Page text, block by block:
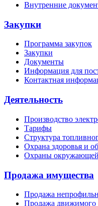
Внутренние
Закупки
Программа закупок
Закупки
Документы
Информация для
Контактная
Деятельность
Производство
Тарифы
Структура
Охрана здоровья и
Охраны окружающей
Продажа имущества
Продажа
Продажа движимого